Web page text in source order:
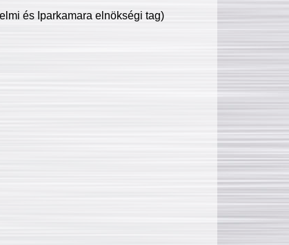
és Iparkamara elnökségi tag)